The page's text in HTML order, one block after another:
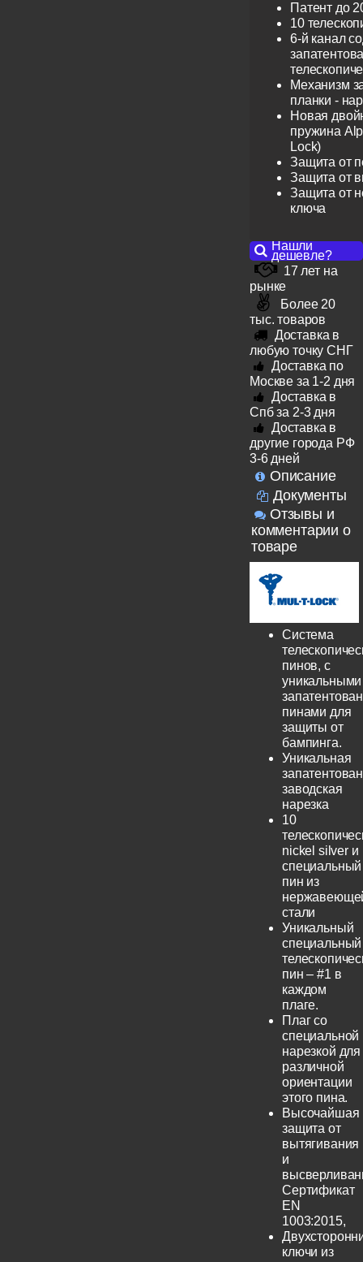
Патент до
10
6-й канал
Механизм
планки -
Новая
пружина
Lock)
Защита от
Защита от
Защита от
ключа
Нашли
дешевле?
17 лет на
рынке
Более 20
тыс. товаров
Доставка в
любую точку СНГ
Доставка по
Москве за 1-2 дня
Доставка в
Спб за 2-3 дня
Доставка в
другие города РФ
3-6 дней
Описание
Документы
Отзывы и
комментарии о
товаре
Система
пинов, с
уникальными
пинами для
защиты от
бампинга.
Уникальная
заводская
нарезка
10
nickel silver и
специальный
пин из
стали
Уникальный
специальный
пин – #1 в
каждом
плаге.
Плаг со
специальной
нарезкой для
различной
ориентации
этого пина.
Высочайшая
защита от
вытягивания
и
Сертификат
EN
1003:2015,
ключи из